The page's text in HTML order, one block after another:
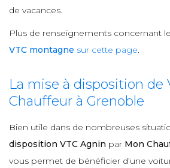
de vacances.
Plus de renseignements concernant
VTC montagne sur cette page.
La mise à disposition de
Chauffeur à Grenoble
Bien utile dans de nombreuses
disposition VTC Agnin par Mon
vous permet de bénéficier d’une